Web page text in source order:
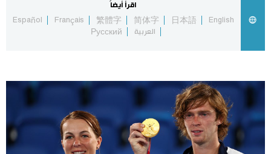
Русский
اليابان في فيديو
مانغا وأنيمي
علوم وتكنولوجيا
اقرأ أيضاً
English
日本語
简体字
繁體字
Français
Español
العربية
Русский